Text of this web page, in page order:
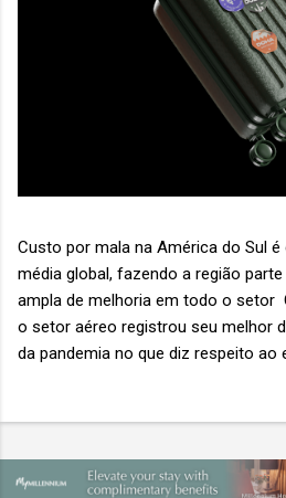
Custo por mala na América do Sul é
média global, fazendo a região
ampla de melhoria em todo o setor
o setor aéreo registrou seu melhor
da pandemia no que diz respeito ao
“Baggage IT Insights” de 2026 da
desse importante estudo de